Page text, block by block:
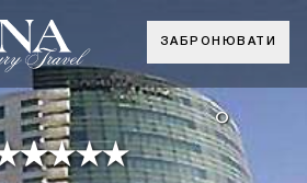
ЗАБРОНЮВАТИ
°